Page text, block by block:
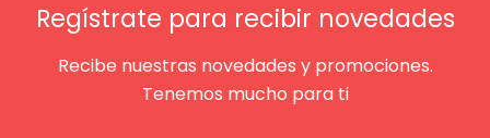
Regístrate para recibir novedades
Recibe nuestras novedades y promociones.
Tenemos mucho para ti